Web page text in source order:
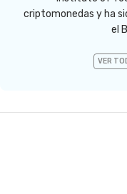
criptomonedas y ha
el
VER